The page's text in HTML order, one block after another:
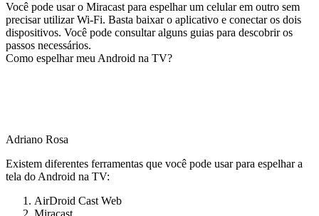
Você pode usar o Miracast para espelhar um celular em outro sem
precisar utilizar Wi‑Fi. Basta baixar o aplicativo e conectar os dois
dispositivos. Você pode consultar alguns guias para descobrir os
passos necessários.
Como espelhar meu Android na TV?
Adriano Rosa
Existem diferentes ferramentas que você pode usar para espelhar a
tela do Android na TV:
AirDroid Cast Web
Miracast